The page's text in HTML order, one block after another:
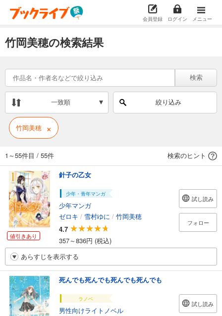
会員登録 ログイン メニュー
竹岡美穂の検索結果
検索
一致順 絞り込み
竹岡美穂 ×
1～55件目 / 55件 検索のヒント
値引きあり
針子の乙女
少年・青年マンガ
少年マンガ
ゼロキ / 雪村ゆに / 竹岡美穂
4.7
357～836円 (税込)
試し読み
フォロー
あらすじを表示する
死んでも死んでも死んでも死んでも
ラノベ
男性向けライトノベル
試し読み